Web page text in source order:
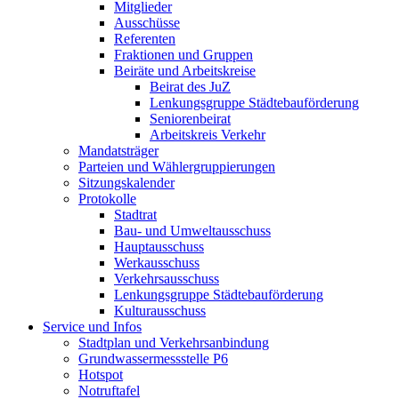
Mitglieder
Ausschüsse
Referenten
Fraktionen und Gruppen
Beiräte und Arbeitskreise
Beirat des JuZ
Lenkungsgruppe Städtebauförderung
Seniorenbeirat
Arbeitskreis Verkehr
Mandatsträger
Parteien und Wählergruppierungen
Sitzungskalender
Protokolle
Stadtrat
Bau- und Umweltausschuss
Hauptausschuss
Werkausschuss
Verkehrsausschuss
Lenkungsgruppe Städtebauförderung
Kulturausschuss
Service und Infos
Stadtplan und Verkehrsanbindung
Grundwassermessstelle P6
Hotspot
Notruftafel